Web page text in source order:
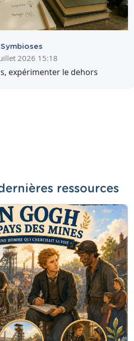
Symbioses
2026 15:18
expérimenter le dehors
ressources